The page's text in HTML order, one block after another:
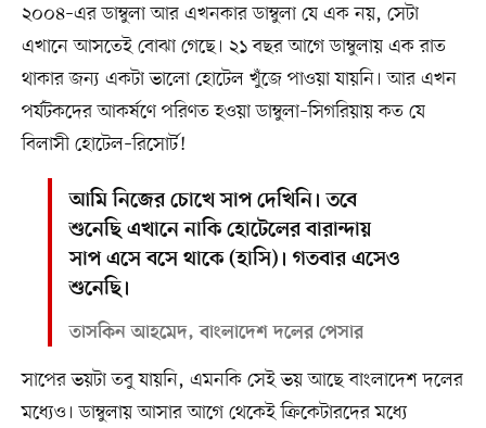
২০০৪–এর ডাম্বুলা আর এখনকার ডাম্বুলা যে এক নয়, সেটা
এখানে আসতেই বোঝা গেছে। ২১ বছর আগে ডাম্বুলায় এক রাত
থাকার জন্য একটা ভালো হোটেল খুঁজে পাওয়া যায়নি। আর এখন
পর্যটকদের আকর্ষণে পরিণত হওয়া ডাম্বুলা–সিগরিয়ায় কত যে
বিলাসী হোটেল–রিসোর্ট!
আমি নিজের চোখে সাপ দেখিনি। তবে
শুনেছি এখানে নাকি হোটেলের বারান্দায়
সাপ এসে বসে থাকে (হাসি)। গতবার এসেও
শুনেছি।
তাসকিন আহমেদ, বাংলাদেশ দলের পেসার
সাপের ভয়টা তবু যায়নি, এমনকি সেই ভয় আছে বাংলাদেশ দলের
মধ্যেও। ডাম্বুলায় আসার আগে থেকেই ক্রিকেটারদের মধ্যে